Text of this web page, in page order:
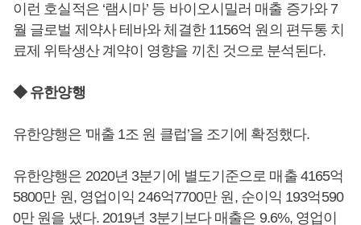
이런 호실적은 ‘램시마’ 등 바이오시밀러 매출 증가와 7
월 글로벌 제약사 테바와 체결한 1156억 원의 편두통 치
료제 위탁생산 계약이 영향을 끼친 것으로 분석된다.
◆ 유한양행
유한양행은 '매출 1조 원 클럽’을 조기에 확정했다.
유한양행은 2020년 3분기에 별도기준으로 매출 4165억
5800만 원, 영업이익 246억7700만 원, 순이익 193억590
0만 원을 냈다. 2019년 3분기보다 매출은 9.6%, 영업이